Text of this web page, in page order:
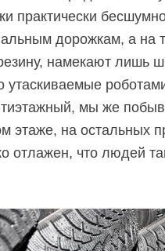
практически
дорожкам, а на
намекают лишь
утаскиваемые
мы же
этаже, на остальных
отлажен, что людей